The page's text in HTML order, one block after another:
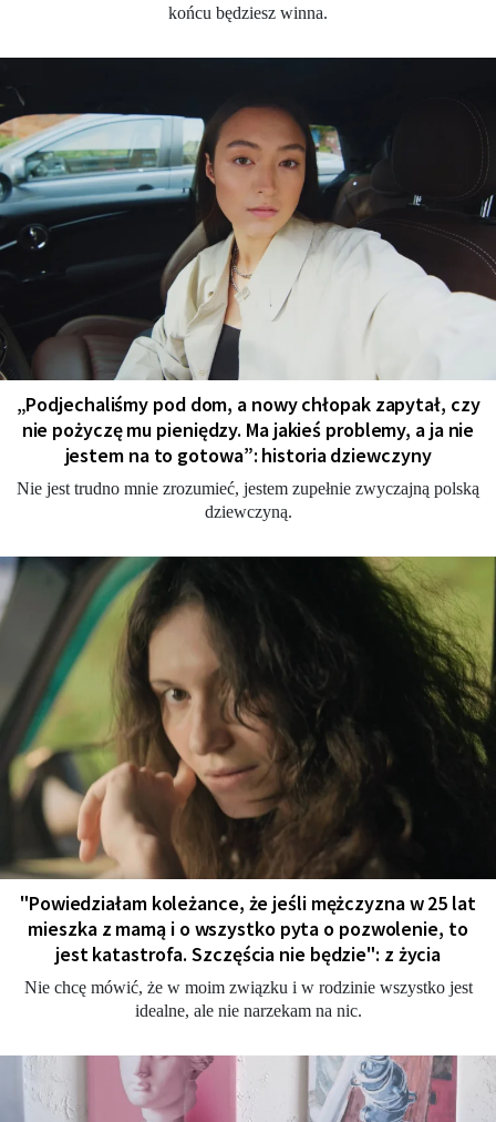
końcu będziesz winna.
„Podjechaliśmy pod dom, a nowy chłopak zapytał, czy
nie pożyczę mu pieniędzy. Ma jakieś problemy, a ja nie
jestem na to gotowa”: historia dziewczyny
Nie jest trudno mnie zrozumieć, jestem zupełnie zwyczajną polską
dziewczyną.
"Powiedziałam koleżance, że jeśli mężczyzna w 25 lat
mieszka z mamą i o wszystko pyta o pozwolenie, to
jest katastrofa. Szczęścia nie będzie": z życia
Nie chcę mówić, że w moim związku i w rodzinie wszystko jest
idealne, ale nie narzekam na nic.